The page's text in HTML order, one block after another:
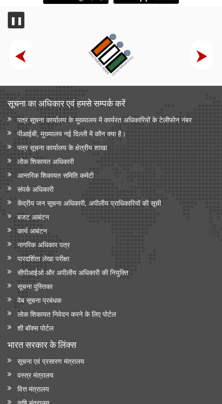
❚❚
सूचना का अधिकार एवं हमसे सम्‍पर्क करें
पत्र सूचना कार्यालय के मुख्यालय में कार्यरत अधिकारियों के टेलीफोन नंबर
पीआईबी, मुख्यालय नई दिल्ली में कौन क्या है।
पत्र सूचना कार्यालय के क्षेत्रीय शाखा
लोक शिकायत अधिकारी
आन्‍तरिक शिकायत समिति कमेटी
संपर्क अधिकारी
केंद्रीय जन सूचना अधिकारी, अपीलीय प्राधिकारियों की सूची
बजट आबंटन
कार्य आबंटन
नागरिक अधिकार पत्र
पारदर्शिता लेखा परीक्षा
सीपीआईओ और अपी‍लीय अधिकारी की नियुक्ति
सूचना पुस्तिका
वेब सूचना प्रबंधक
लोक शिकायत निवेदन करने के लिए पोर्टल
शी बॉक्स पोर्टल
भारत सरकार के लिंक्‍स
सूचना एवं प्रसारण मंत्रालय
वस्त्र मंत्रालय
वित्त मंत्रालय